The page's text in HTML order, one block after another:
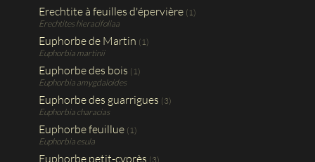
Erechtite à feuilles d'épervière (1)
Erechtites hieracifoliaa
Euphorbe de Martin (1)
Euphorbia martinii
Euphorbe des bois (1)
Euphorbia amygdaloides
Euphorbe des guarrigues (3)
Euphorbia characias
Euphorbe feuillue (1)
Euphorbia esula
Euphorbe petit-cyprès (3)